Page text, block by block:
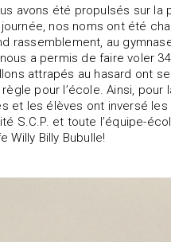
avons été propulsés sur la
nos noms ont été
rassemblement, au
a permis de faire voler
attrapés au hasard ont
pour l’école. Ainsi, pour
et les élèves ont inversé les
S.C.P. et toute l’équipe-
Billy Bubulle!